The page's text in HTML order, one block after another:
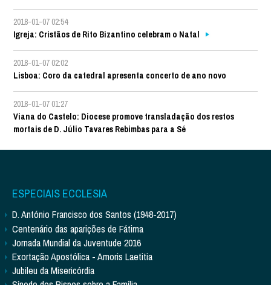
2018-01-07 02:54
Igreja: Cristãos de Rito Bizantino celebram o Natal
2018-01-07 02:02
Lisboa: Coro da catedral apresenta concerto de ano novo
2018-01-07 01:27
Viana do Castelo: Diocese promove transladação dos restos
mortais de D. Júlio Tavares Rebimbas para a Sé
ESPECIAIS ECCLESIA
D. António Francisco dos Santos (1948-2017)
Centenário das aparições de Fátima
Jornada Mundial da Juventude 2016
Exortação Apostólica - Amoris Laetitia
Jubileu da Misericórdia